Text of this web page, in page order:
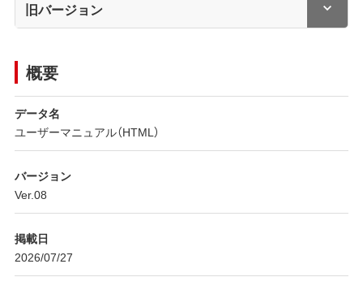
旧バージョン
概要
データ名
ユーザーマニュアル（HTML）
バージョン
Ver.08
掲載日
2026/07/27